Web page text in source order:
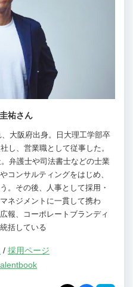
祐さん
大阪府出身。日大理工学部卒
し、営業職として従事した。
弁護士や司法書士などの士業
コンサルティングをはじめ、
。その後、人事として採用・
ネジメントに一貫して携わ
報、コーポレートブランディ
括している
/ 採用ページ